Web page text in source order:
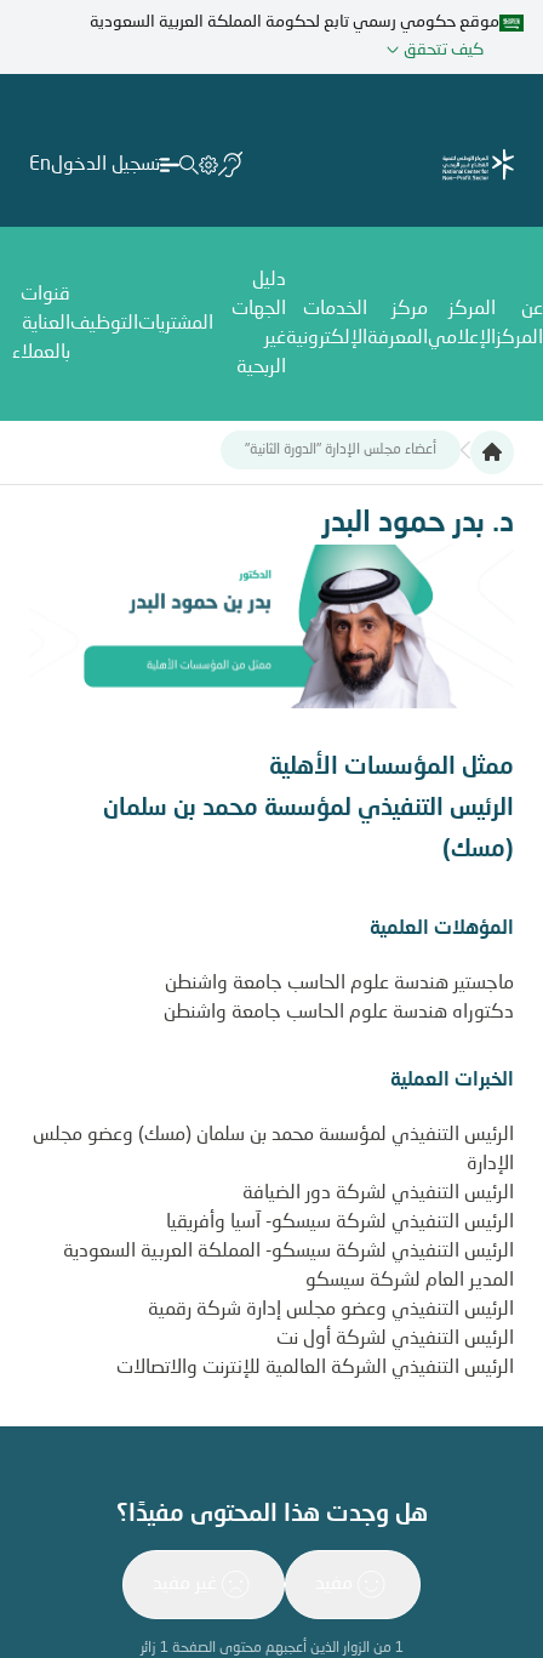
تجاوز
المحتوى
موقع حكومي رسمي تابع لحكومة المملكة العربية السعودية
كيف تتحقق
تسجيل الدخولEn
عن
المركز
المركز
الإعلامي
مركز
المعرفة
الخدمات
الإلكترونية
دليل
الجهات
غير
الربحية
المشتريات التوظيف
قنوات
العناية
بالعملاء
أعضاء مجلس الإدارة "الدورة الثانية"
د. بدر حمود البدر
د. بدر حمود البدر
ممثل المؤسسات الأهلية
الرئيس التنفيذي لمؤسسة محمد بن سلمان
(مسك)
المؤهلات العلمية
ماجستير هندسة علوم الحاسب جامعة واشنطن
دكتوراه هندسة علوم الحاسب جامعة واشنطن
الخبرات العملية
الرئيس التنفيذي لمؤسسة محمد بن سلمان (مسك) وعضو مجلس
الإدارة
الرئيس التنفيذي لشركة دور الضيافة
الرئيس التنفيذي لشركة سيسكو- آسيا وأفريقيا
الرئيس التنفيذي لشركة سيسكو- المملكة العربية السعودية
المدير العام لشركة سيسكو
الرئيس التنفيذي وعضو مجلس إدارة شركة رقمية
الرئيس التنفيذي لشركة أول نت
الرئيس التنفيذي الشركة العالمية للإنترنت والاتصالات
هل وجدت هذا المحتوى مفيدًا؟
1 من الزوار الذين أعجبهم محتوى الصفحة1 زائر